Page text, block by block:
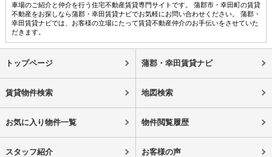
車場のご紹介と仲介を行う住宅不動産賃貸専門サイトです。 蒲郡市・幸田町の賃貸
不動産をお探しなら蒲郡・幸田賃貸ナビでお気軽にお問い合わせください。 蒲郡・
幸田賃貸ナビでは、お客様の立場にたって賃貸不動産仲介のお手伝いをさせていた
だきます。
トップページ 蒲郡・幸田賃貸ナビ
賃貸物件検索 地図検索
お気に入り物件一覧 物件閲覧履歴
スタッフ紹介 お客様の声